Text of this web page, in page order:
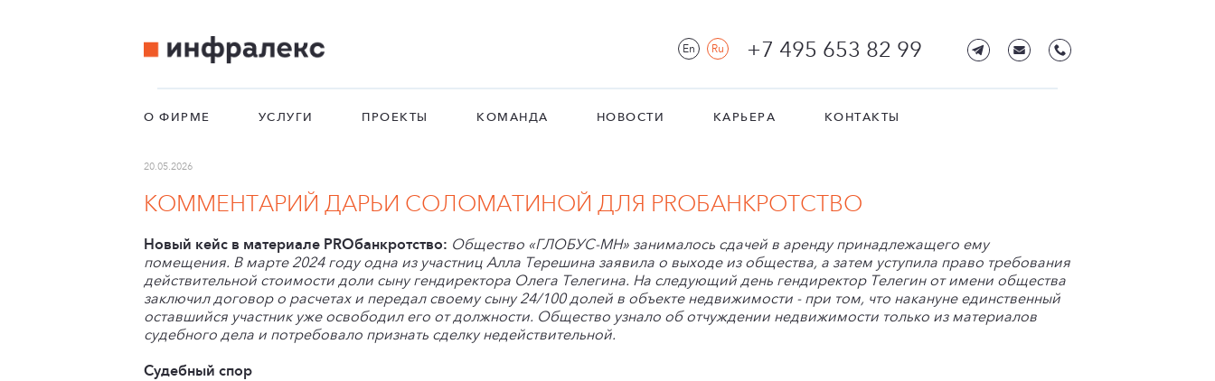
En Ru +7 495 653 82 99
О ФИРМЕ УСЛУГИ ПРОЕКТЫ КОМАНДА НОВОСТИ КАРЬЕРА КОНТАКТЫ
20.05.2026
КОММЕНТАРИЙ ДАРЬИ СОЛОМАТИНОЙ ДЛЯ PROБАНКРОТСТВО
Новый кейс в материале PROбанкротство: Общество «ГЛОБУС-МН» занималось сдачей в аренду принадлежащего ему
помещения. В марте 2024 году одна из участниц Алла Терешина заявила о выходе из общества, а затем уступила право требования
действительной стоимости доли сыну гендиректора Олега Телегина. На следующий день гендиректор Телегин от имени общества
заключил договор о расчетах и передал своему сыну 24/100 долей в объекте недвижимости - при том, что накануне единственный
оставшийся участник уже освободил его от должности. Общество узнало об отчуждении недвижимости только из материалов
судебного дела и потребовало признать сделку недействительной.
Судебный спор